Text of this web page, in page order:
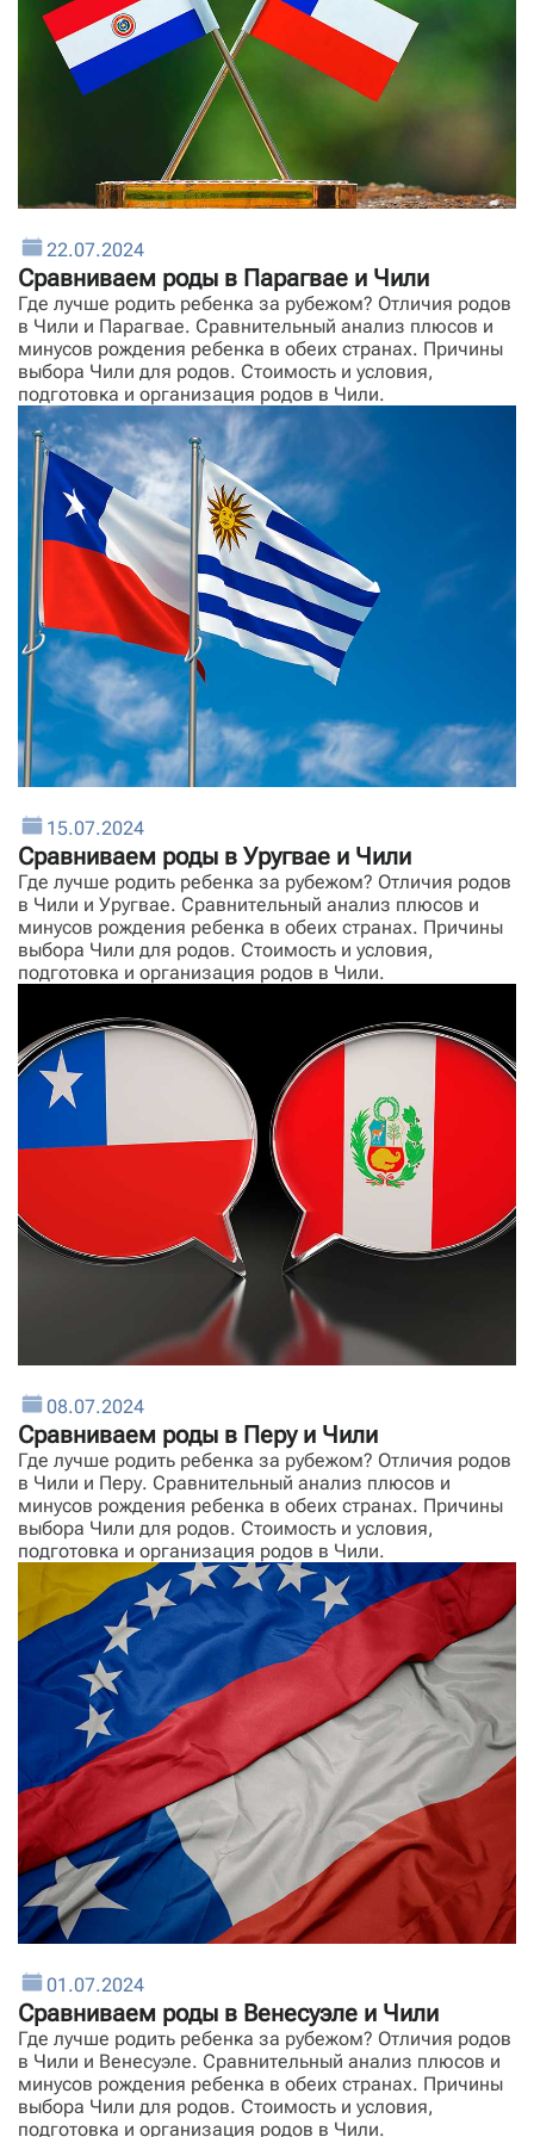
22.07.2024
Сравниваем роды в Парагвае и Чили
Где лучше родить ребенка за рубежом? Отличия родов
в Чили и Парагвае. Сравнительный анализ плюсов и
минусов рождения ребенка в обеих странах. Причины
выбора Чили для родов. Стоимость и условия,
подготовка и организация родов в Чили.
15.07.2024
Сравниваем роды в Уругвае и Чили
Где лучше родить ребенка за рубежом? Отличия родов
в Чили и Уругвае. Сравнительный анализ плюсов и
минусов рождения ребенка в обеих странах. Причины
выбора Чили для родов. Стоимость и условия,
подготовка и организация родов в Чили.
08.07.2024
Сравниваем роды в Перу и Чили
Где лучше родить ребенка за рубежом? Отличия родов
в Чили и Перу. Сравнительный анализ плюсов и
минусов рождения ребенка в обеих странах. Причины
выбора Чили для родов. Стоимость и условия,
подготовка и организация родов в Чили.
01.07.2024
Сравниваем роды в Венесуэле и Чили
Где лучше родить ребенка за рубежом? Отличия родов
в Чили и Венесуэле. Сравнительный анализ плюсов и
минусов рождения ребенка в обеих странах. Причины
выбора Чили для родов. Стоимость и условия,
подготовка и организация родов в Чили.